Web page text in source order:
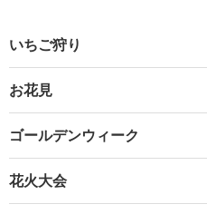
いちご狩り
お花見
ゴールデンウィーク
花火大会